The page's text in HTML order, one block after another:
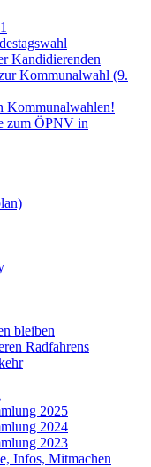
Kandidierenden
Kommunalwahl (9.
Kommunalwahlen!
zum ÖPNV in
bleiben
Radfahrens
2025
2024
2023
Infos, Mitmachen